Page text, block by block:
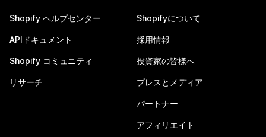
Shopify ヘルプセンター
APIドキュメント
Shopify コミュニティ
リサーチ
Shopifyについて
採用情報
投資家の皆様へ
プレスとメディア
パートナー
アフィリエイト